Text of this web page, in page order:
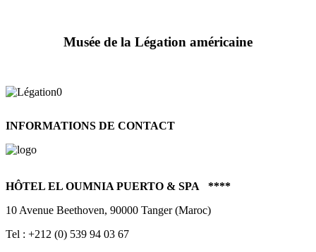
Musée de la Légation américaine
INFORMATIONS DE CONTACT
HÔTEL EL OUMNIA PUERTO & SPA ****
10 Avenue Beethoven, 90000 Tanger (Maroc)
Tel : +212 (0) 539 94 03 67